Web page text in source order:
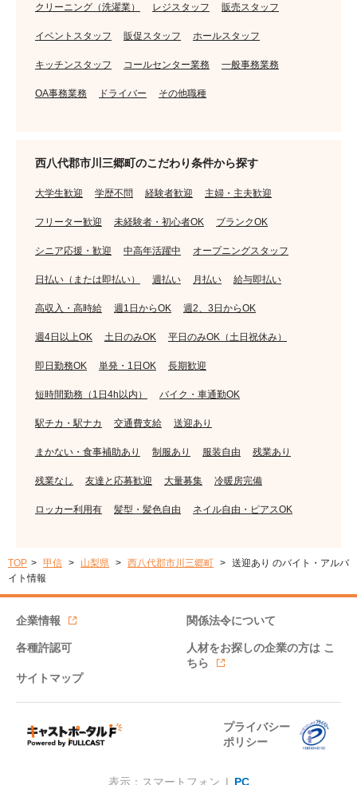
クリーニング（洗濯業） レジスタッフ 販売スタッフ
イベントスタッフ 販促スタッフ ホールスタッフ
キッチンスタッフ コールセンター業務 一般事務業務
OA事務業務 ドライバー その他職種
西八代郡市川三郷町のこだわり条件から探す
大学生歓迎 学歴不問 経験者歓迎 主婦・主夫歓迎
フリーター歓迎 未経験者・初心者OK ブランクOK
シニア応援・歓迎 中高年活躍中 オープニングスタッフ
日払い（または即払い） 週払い 月払い 給与即払い
高収入・高時給 週1日からOK 週2、3日からOK
週4日以上OK 土日のみOK 平日のみOK（土日祝休み）
即日勤務OK 単発・1日OK 長期歓迎
短時間勤務（1日4h以内） バイク・車通勤OK
駅チカ・駅ナカ 交通費支給 送迎あり
まかない・食事補助あり 制服あり 服装自由 残業あり
残業なし 友達と応募歓迎 大量募集 冷暖房完備
ロッカー利用有 髪型・髪色自由 ネイル自由・ピアスOK
TOP 甲信 山梨県 西八代郡市川三郷町
送迎あり のバイト・アルバ
イト情報
企業情報 関係法令について
各種許認可 人材をお探しの企業の方は こ
ちら
サイトマップ
プライバシー
ポリシー
表示：スマートフォン | PC